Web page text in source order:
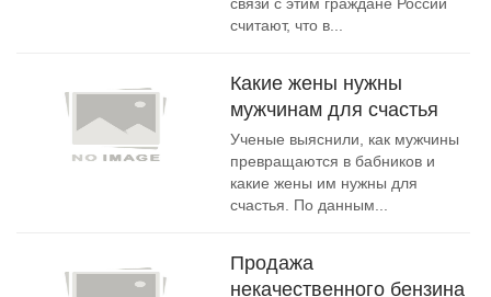
считают, что в...
Какие жены нужны
мужчинам для счастья
Ученые выяснили, как мужчины
превращаются в бабников и
какие жены им нужны для
счастья. По данным...
Продажа
некачественного бензина